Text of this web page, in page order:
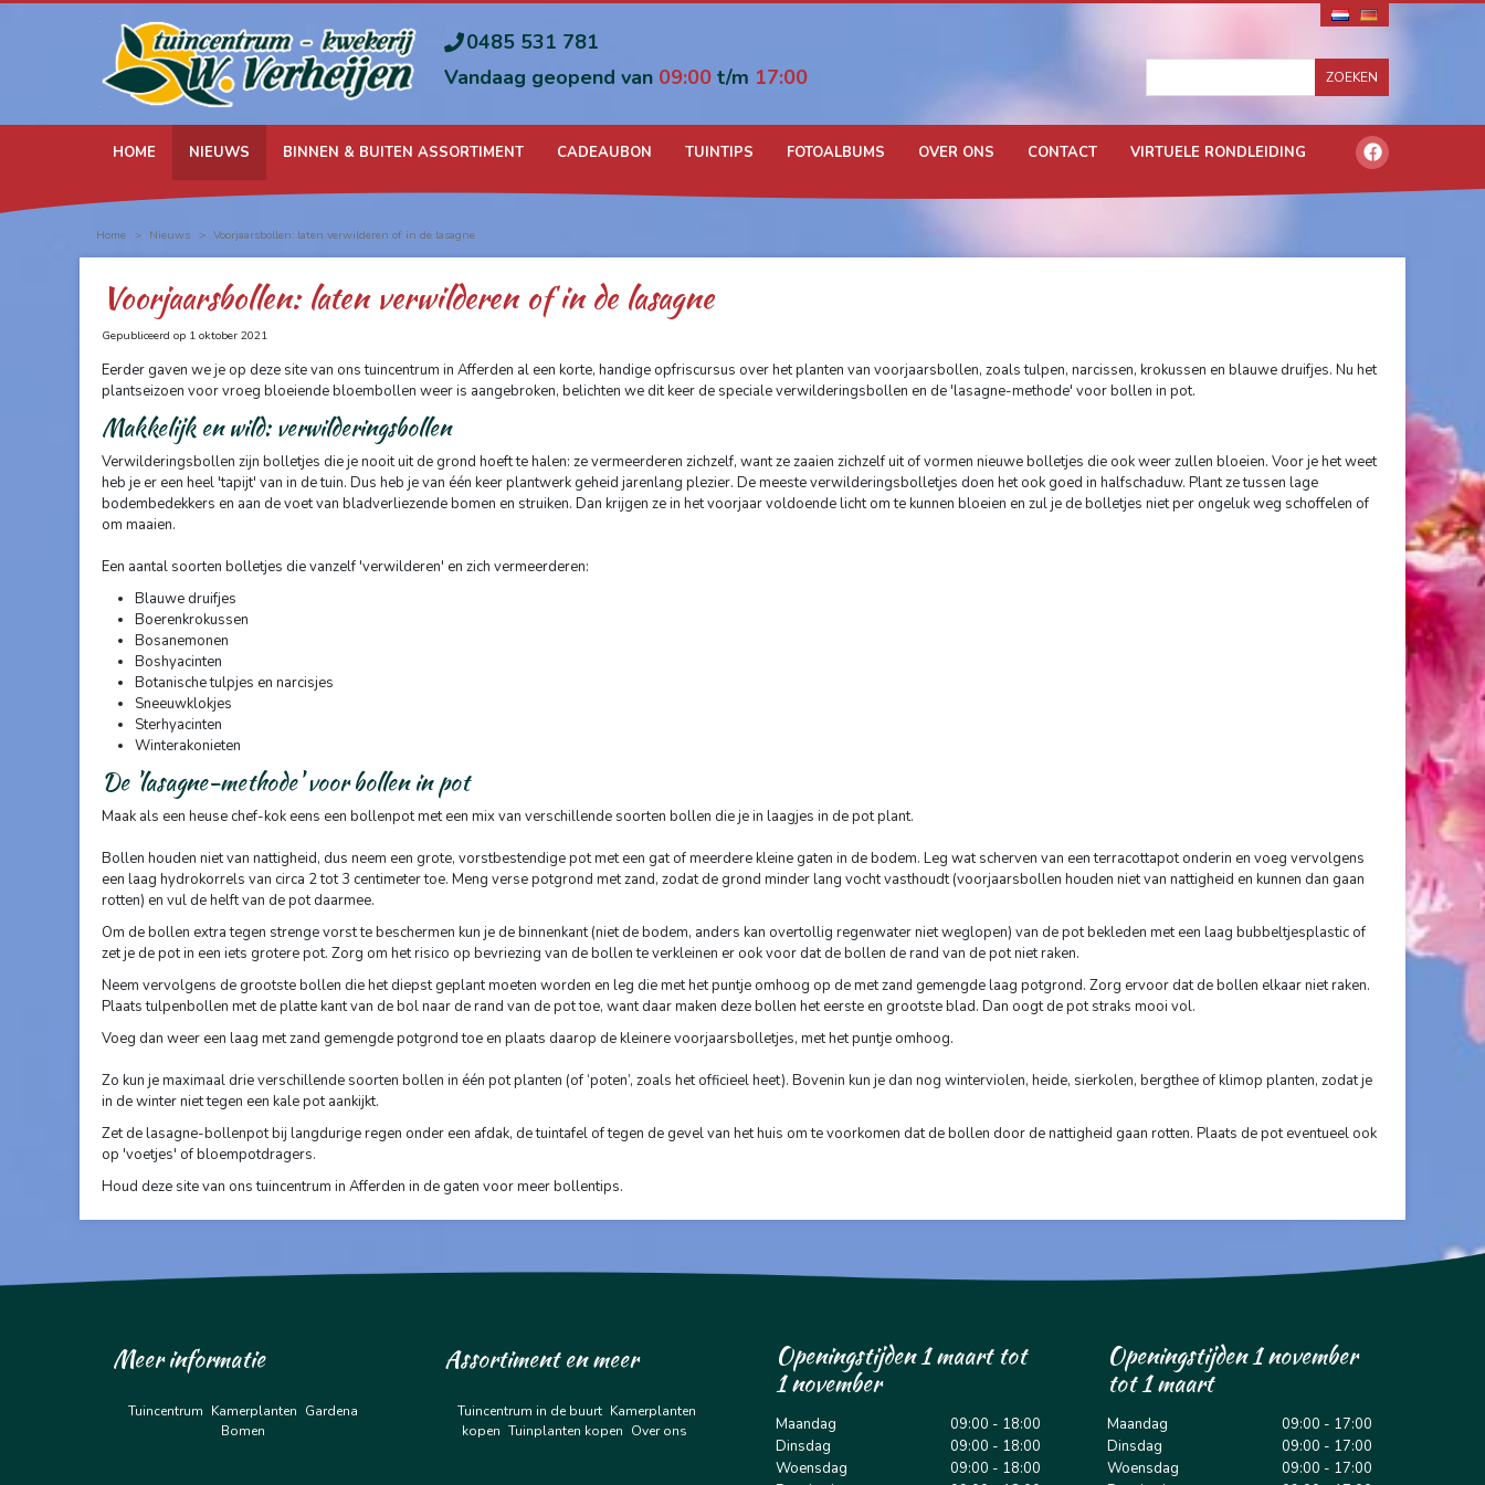
Ga
Home > Nieuws > Voorjaarsbollen: laten verwilderen of in de lasagne
0485 531 781
Vandaag geopend van 09:00 t/m 17:00
HOME NIEUWS BINNEN & BUITEN ASSORTIMENT CADEAUBON TUINTIPS FOTOALBUMS OVER ONS CONTACT VIRTUELE RONDLEIDING
Voorjaarsbollen: laten verwilderen of in de lasagne
Gepubliceerd op 1 oktober 2021
Eerder gaven we je op deze site van ons tuincentrum in Afferden al een korte, handige opfriscursus over het planten van voorjaarsbollen, zoals tulpen, narcissen, krokussen en blauwe druifjes. Nu het
plantseizoen voor vroeg bloeiende bloembollen weer is aangebroken, belichten we dit keer de speciale verwilderingsbollen en de 'lasagne-methode' voor bollen in pot.
Makkelijk en wild: verwilderingsbollen
Verwilderingsbollen zijn bolletjes die je nooit uit de grond hoeft te halen: ze vermeerderen zichzelf, want ze zaaien zichzelf uit of vormen nieuwe bolletjes die ook weer zullen bloeien. Voor je het weet
heb je er een heel 'tapijt' van in de tuin. Dus heb je van één keer plantwerk geheid jarenlang plezier. De meeste verwilderingsbolletjes doen het ook goed in halfschaduw. Plant ze tussen lage
bodembedekkers en aan de voet van bladverliezende bomen en struiken. Dan krijgen ze in het voorjaar voldoende licht om te kunnen bloeien en zul je de bolletjes niet per ongeluk weg schoffelen of
om maaien.
Een aantal soorten bolletjes die vanzelf 'verwilderen' en zich vermeerderen:
Blauwe druifjes
Boerenkrokussen
Bosanemonen
Boshyacinten
Botanische tulpjes en narcisjes
Sneeuwklokjes
Sterhyacinten
Winterakonieten
De 'lasagne-methode' voor bollen in pot
Maak als een heuse chef-kok eens een bollenpot met een mix van verschillende soorten bollen die je in laagjes in de pot plant.
Bollen houden niet van nattigheid, dus neem een grote, vorstbestendige pot met een gat of meerdere kleine gaten in de bodem. Leg wat scherven van een terracottapot onderin en voeg vervolgens
een laag hydrokorrels van circa 2 tot 3 centimeter toe. Meng verse potgrond met zand, zodat de grond minder lang vocht vasthoudt (voorjaarsbollen houden niet van nattigheid en kunnen dan gaan
rotten) en vul de helft van de pot daarmee.
Om de bollen extra tegen strenge vorst te beschermen kun je de binnenkant (niet de bodem, anders kan overtollig regenwater niet weglopen) van de pot bekleden met een laag bubbeltjesplastic of
zet je de pot in een iets grotere pot. Zorg om het risico op bevriezing van de bollen te verkleinen er ook voor dat de bollen de rand van de pot niet raken.
Neem vervolgens de grootste bollen die het diepst geplant moeten worden en leg die met het puntje omhoog op de met zand gemengde laag potgrond. Zorg ervoor dat de bollen elkaar niet raken.
Plaats tulpenbollen met de platte kant van de bol naar de rand van de pot toe, want daar maken deze bollen het eerste en grootste blad. Dan oogt de pot straks mooi vol.
Voeg dan weer een laag met zand gemengde potgrond toe en plaats daarop de kleinere voorjaarsbolletjes, met het puntje omhoog.
Zo kun je maximaal drie verschillende soorten bollen in één pot planten (of ‘poten’, zoals het officieel heet). Bovenin kun je dan nog winterviolen, heide, sierkolen, bergthee of klimop planten, zodat je
in de winter niet tegen een kale pot aankijkt.
Zet de lasagne-bollenpot bij langdurige regen onder een afdak, de tuintafel of tegen de gevel van het huis om te voorkomen dat de bollen door de nattigheid gaan rotten. Plaats de pot eventueel ook
op 'voetjes' of bloempotdragers.
Houd deze site van ons tuincentrum in Afferden in de gaten voor meer bollentips.
Meer informatie
Tuincentrum Kamerplanten Gardena
Bomen
Assortiment en meer
Tuincentrum in de buurt Kamerplanten
kopen Tuinplanten kopen Over ons
Openingstijden 1 maart tot
1 november
Maandag
09:00 - 18:00
Dinsdag
09:00 - 18:00
Woensdag
09:00 - 18:00
Openingstijden 1 november
tot 1 maart
Maandag
09:00 - 17:00
Dinsdag
09:00 - 17:00
Woensdag
09:00 - 17:00